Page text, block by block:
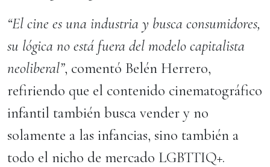
“El cine es una industria y busca consumidores,
su lógica no está fuera del modelo capitalista
neoliberal”, comentó Belén Herrero,
refiriendo que el contenido cinematográfico
infantil también busca vender y no
solamente a las infancias, sino también a
todo el nicho de mercado LGBTTIQ+.